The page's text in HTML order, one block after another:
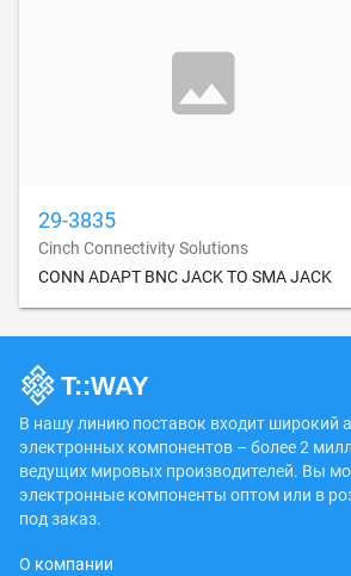
29-3835
Cinch Connectivity Solutions
CONN ADAPT BNC JACK TO SMA JACK
В нашу линию поставок входит широкий
электронных компонентов – более 2
ведущих мировых производителей. Вы
электронные компоненты оптом или в
под заказ.
О компании